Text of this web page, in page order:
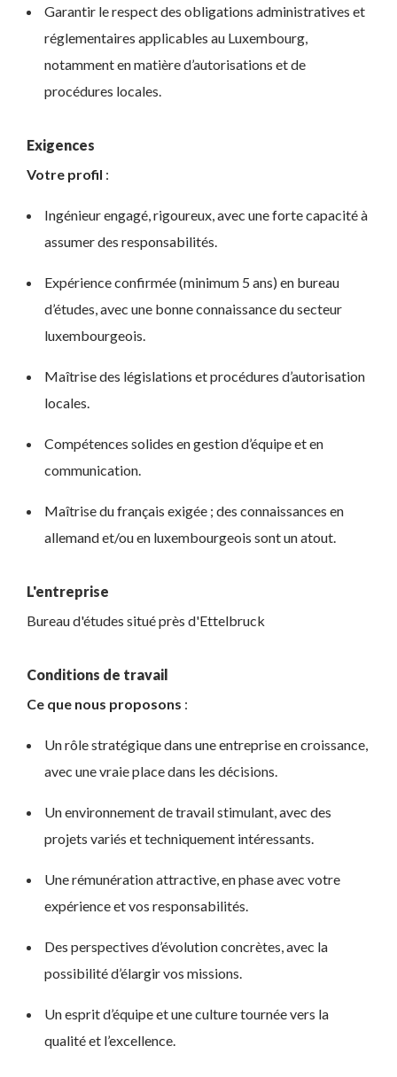
Garantir le respect des obligations administratives et
réglementaires applicables au Luxembourg,
notamment en matière d’autorisations et de
procédures locales.
Exigences
Votre profil :
Ingénieur engagé, rigoureux, avec une forte capacité à
assumer des responsabilités.
Expérience confirmée (minimum 5 ans) en bureau
d’études, avec une bonne connaissance du secteur
luxembourgeois.
Maîtrise des législations et procédures d’autorisation
locales.
Compétences solides en gestion d’équipe et en
communication.
Maîtrise du français exigée ; des connaissances en
allemand et/ou en luxembourgeois sont un atout.
L'entreprise
Bureau d'études situé près d'Ettelbruck
Conditions de travail
Ce que nous proposons :
Un rôle stratégique dans une entreprise en croissance,
avec une vraie place dans les décisions.
Un environnement de travail stimulant, avec des
projets variés et techniquement intéressants.
Une rémunération attractive, en phase avec votre
expérience et vos responsabilités.
Des perspectives d’évolution concrètes, avec la
possibilité d’élargir vos missions.
Un esprit d’équipe et une culture tournée vers la
qualité et l’excellence.